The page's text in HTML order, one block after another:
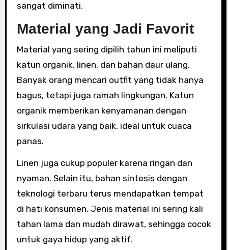
sangat diminati.
Material yang Jadi Favorit
Material yang sering dipilih tahun ini meliputi
katun organik, linen, dan bahan daur ulang.
Banyak orang mencari outfit yang tidak hanya
bagus, tetapi juga ramah lingkungan. Katun
organik memberikan kenyamanan dengan
sirkulasi udara yang baik, ideal untuk cuaca
panas.
Linen juga cukup populer karena ringan dan
nyaman. Selain itu, bahan sintesis dengan
teknologi terbaru terus mendapatkan tempat
di hati konsumen. Jenis material ini sering kali
tahan lama dan mudah dirawat, sehingga cocok
untuk gaya hidup yang aktif.